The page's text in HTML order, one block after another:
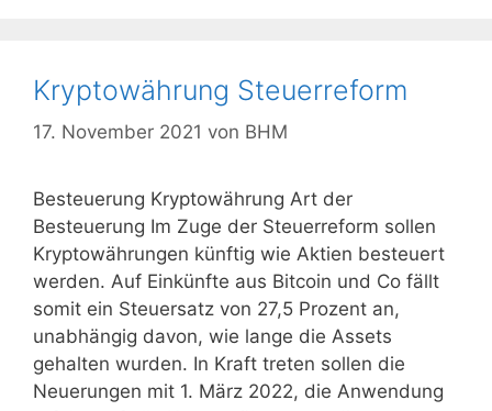
Kryptowährung Steuerreform
17. November 2021 von BHM
Besteuerung Kryptowährung Art der
Besteuerung Im Zuge der Steuerreform sollen
Kryptowährungen künftig wie Aktien besteuert
werden. Auf Einkünfte aus Bitcoin und Co fällt
somit ein Steuersatz von 27,5 Prozent an,
unabhängig davon, wie lange die Assets
gehalten wurden. In Kraft treten sollen die
Neuerungen mit 1. März 2022, die Anwendung